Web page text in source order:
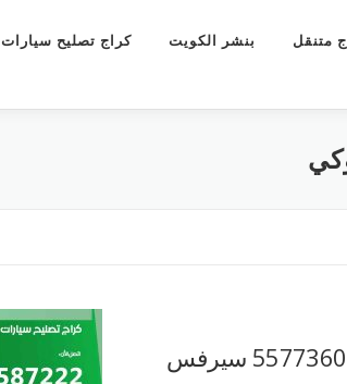
كراج تصليح سيارات بنشر الكويت متنقل
كراج تصليح سيارات سوزوكي 55773600 سيرفس